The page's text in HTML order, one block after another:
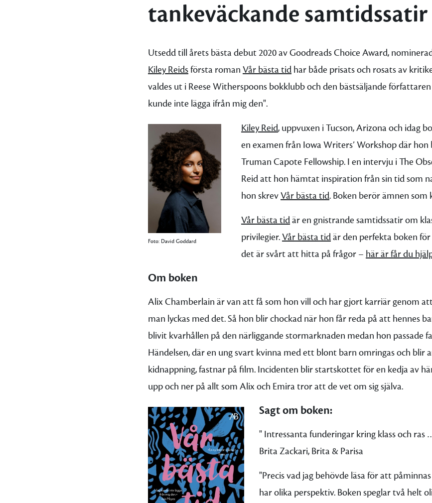
tankeväckande samtidssatir
Utsedd till årets bästa debut 2020 av Goodreads Choice Award,
Kiley Reidsförsta roman Vår bästa tid har både prisats och rosats av
valdes ut i Reese Witherspoons bokklubb och den bästsäljande författaren
kunde inte lägga ifrån mig den".
Foto: David Goddard
Kiley Reid, uppvuxen i Tucson, Arizona och idag
en examen från Iowa Writers’ Workshop där hon
Truman Capote Fellowship. I en intervju i The
Reid att hon hämtat inspiration från sin tid som
hon skrevVår bästa tid. Boken berör ämnen som
Vår bästa tidär en gnistrande samtidssatir om
privilegier.Vår bästa tidär den perfekta boken
det är svårt att hitta på frågor – här är får du
Om boken
Alix Chamberlain är van att få som hon vill och har gjort karriär genom
man lyckas med det. Så hon blir chockad när hon får reda på att hennes
blivit kvarhållen på den närliggande stormarknaden medan hon passade
Händelsen, där en ung svart kvinna med ett blont barn omringas och blir
kidnappning, fastnar på film. Incidenten blir startskottet för en kedja av
upp och ner på allt som Alix och Emira tror att de vet om sig själva.
Sagt om boken:
" Intressanta funderingar kring klass och ras
Brita Zackari, Brita & Parisa
"Precis vad jag behövde läsa för att
har olika perspektiv. Boken speglar två helt